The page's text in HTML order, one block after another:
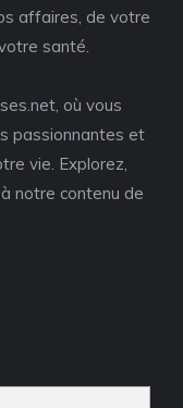
affaires, de votre
santé.
où vous
passionnantes et
vie. Explorez,
notre contenu de